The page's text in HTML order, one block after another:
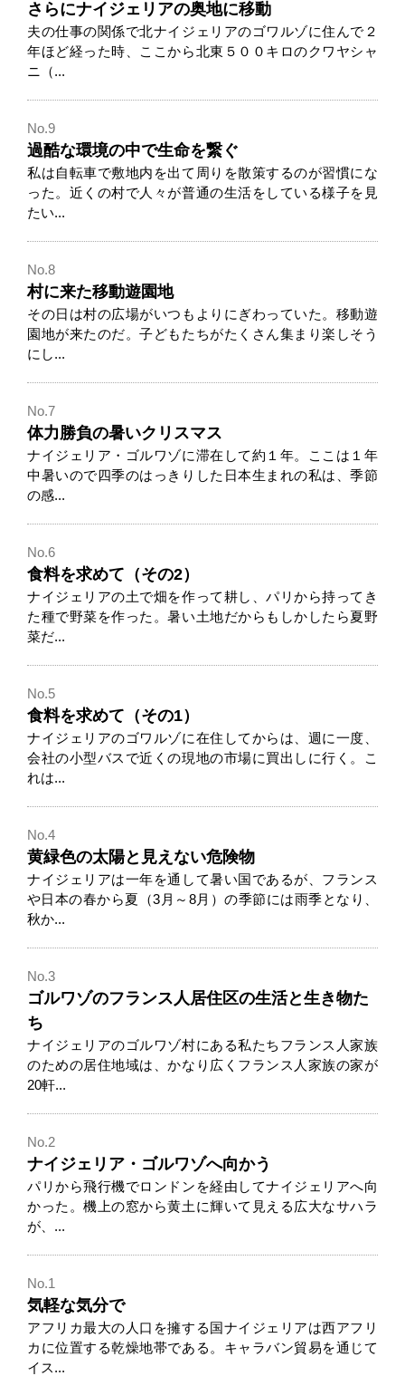
さらにナイジェリアの奥地に移動
夫の仕事の関係で北ナイジェリアのゴワルゾに住んで２
年ほど経った時、ここから北東５００キロのクワヤシャ
ニ（...
No.9
過酷な環境の中で生命を繋ぐ
私は自転車で敷地内を出て周りを散策するのが習慣にな
った。近くの村で人々が普通の生活をしている様子を見
たい...
No.8
村に来た移動遊園地
その日は村の広場がいつもよりにぎわっていた。移動遊
園地が来たのだ。子どもたちがたくさん集まり楽しそう
にし...
No.7
体力勝負の暑いクリスマス
ナイジェリア・ゴルワゾに滞在して約１年。ここは１年
中暑いので四季のはっきりした日本生まれの私は、季節
の感...
No.6
食料を求めて（その2）
ナイジェリアの土で畑を作って耕し、パリから持ってき
た種で野菜を作った。暑い土地だからもしかしたら夏野
菜だ...
No.5
食料を求めて（その1）
ナイジェリアのゴワルゾに在住してからは、週に一度、
会社の小型バスで近くの現地の市場に買出しに行く。こ
れは...
No.4
黄緑色の太陽と見えない危険物
ナイジェリアは一年を通して暑い国であるが、フランス
や日本の春から夏（3月～8月）の季節には雨季となり、
秋か...
No.3
ゴルワゾのフランス人居住区の生活と生き物た
ち
ナイジェリアのゴルワゾ村にある私たちフランス人家族
のための居住地域は、かなり広くフランス人家族の家が
20軒...
No.2
ナイジェリア・ゴルワゾへ向かう
パリから飛行機でロンドンを経由してナイジェリアへ向
かった。機上の窓から黄土に輝いて見える広大なサハラ
が、...
No.1
気軽な気分で
アフリカ最大の人口を擁する国ナイジェリアは西アフリ
カに位置する乾燥地帯である。キャラバン貿易を通じて
イス...